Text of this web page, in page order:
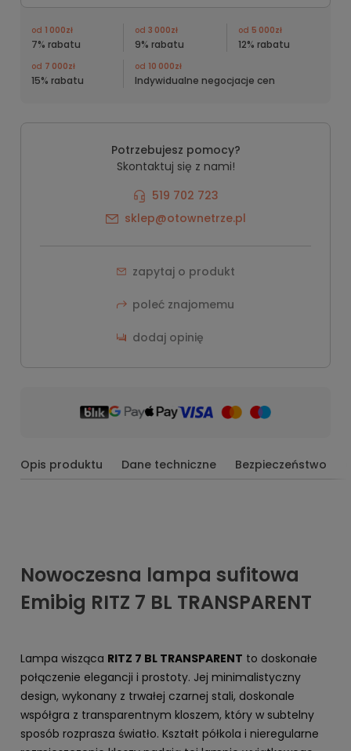
od 1 000zł
7% rabatu
od 3 000zł
9% rabatu
od 5 000zł
12% rabatu
od 7 000zł
15% rabatu
od 10 000zł
Indywidualne negocjacje cen
Potrzebujesz pomocy?
Skontaktuj się z nami!
519 702 723
sklep@otownetrze.pl
zapytaj o produkt
poleć znajomemu
dodaj opinię
Opis produktu Dane techniczne Bezpieczeństwo
Nowoczesna lampa sufitowa
Emibig RITZ 7 BL TRANSPARENT
Lampa wisząca RITZ 7 BL TRANSPARENT to doskonałe
połączenie elegancji i prostoty. Jej minimalistyczny
design, wykonany z trwałej czarnej stali, doskonale
współgra z transparentnym kloszem, który w subtelny
sposób rozprasza światło. Kształt półkola i nieregularne